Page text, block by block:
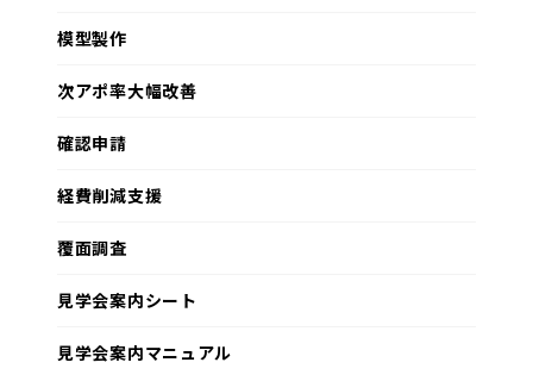
模型製作
次アポ率大幅改善
確認申請
経費削減支援
覆面調査
見学会案内シート
見学会案内マニュアル